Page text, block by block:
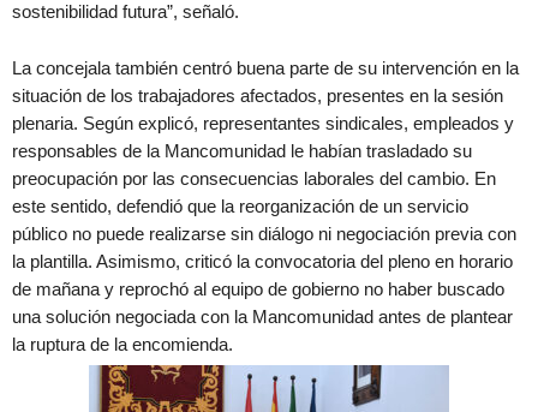
sostenibilidad futura”, señaló.
La concejala también centró buena parte de su intervención en la
situación de los trabajadores afectados, presentes en la sesión
plenaria. Según explicó, representantes sindicales, empleados y
responsables de la Mancomunidad le habían trasladado su
preocupación por las consecuencias laborales del cambio. En
este sentido, defendió que la reorganización de un servicio
público no puede realizarse sin diálogo ni negociación previa con
la plantilla. Asimismo, criticó la convocatoria del pleno en horario
de mañana y reprochó al equipo de gobierno no haber buscado
una solución negociada con la Mancomunidad antes de plantear
la ruptura de la encomienda.